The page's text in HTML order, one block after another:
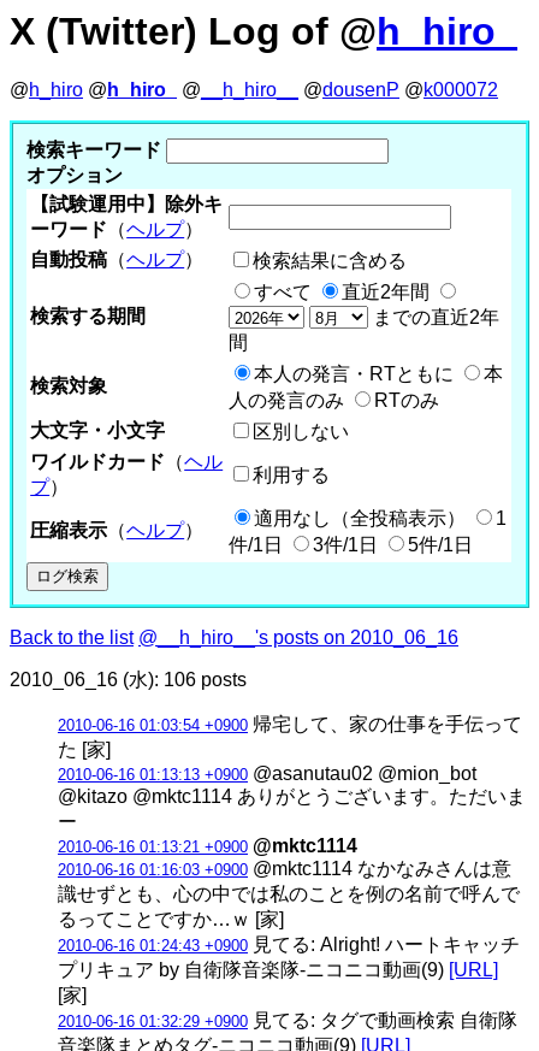
X (Twitter) Log of @h_hiro_
@h_hiro @ h_hiro_ @ __h_hiro__ @dousenP @k000072
検索キーワード
オプション
【試験運用中】除外キ
ーワード （ヘルプ）
自動投稿 （ヘルプ） 検索結果に含める
検索する期間
すべて
直近2年間
までの直近2年
間
検索対象
本人の発言・RTともに
本
人の発言のみ
RTのみ
大文字・小文字
区別しない
ワイルドカード （ヘル
プ）
利用する
圧縮表示 （ヘルプ）
適用なし（全投稿表示）
1
件/1日
3件/1日 5件/1日
Back to the list @__h_hiro__'s posts on 2010_06_16
2010_06_16 (水): 106 posts
2010-06-16 01:03:54 +0900 帰宅して、家の仕事を手伝って
た [家]
2010-06-16 01:13:13 +0900 @asanutau02 @mion_bot
@kitazo @mktc1114 ありがとうございます。ただいま
ー
2010-06-16 01:13:21 +0900 @mktc1114
2010-06-16 01:16:03 +0900 @mktc1114 なかなみさんは意
識せずとも、心の中では私のことを例の名前で呼んで
るってことですか…ｗ [家]
2010-06-16 01:24:43 +0900 見てる: Alright! ハートキャッチ
プリキュア by 自衛隊音楽隊‐ニコニコ動画(9) [URL]
[家]
2010-06-16 01:32:29 +0900 見てる: タグで動画検索 自衛隊
音楽隊まとめタグ‐ニコニコ動画(9) [URL]